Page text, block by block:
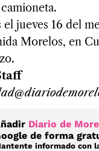
el jueves 16 del
Morelos, en
Diario de
de forma
informado con